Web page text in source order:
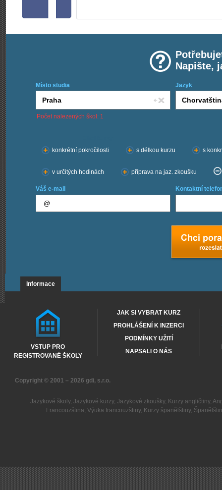
Napište,
Místo studia Jazyk
Počet nalezených škol: 1
konkrétní pokročilosti
s délkou kurzu s
v určitých hodinách příprava na jaz. zkoušku
Váš e-mail Kontaktní
Informace
VSTUP PRO
REGISTROVANÉ ŠKOLY
JAK SI VYBRAT KURZ
PROHLÁŠENÍ K INZERCI
PODMÍNKY UŽITÍ
NAPSALI O NÁS
Copyright © 2001 – 2026 gdi, s.r.o.
Jazykové školy, Jazykové kurzy, Jazykové zkoušky, Kurzy angličtiny,
Francouzština,Výuka francouzštiny, Kurzy španělštiny,